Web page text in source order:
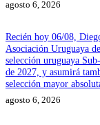
agosto 6, 2026
Recién hoy 06/08,
Asociación Uruguaya
selección uruguaya
de 2027, y asumirá
selección mayor
agosto 6, 2026